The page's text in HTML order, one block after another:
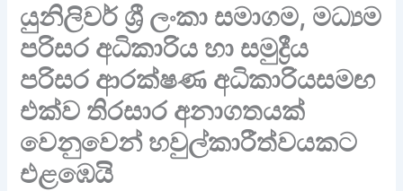
යුනිලිවර් ශ්‍රී ලංකා සමාගම, මධ්‍යම
පරිසර අධිකාරිය හා සමුද්‍රීය
පරිසර ආරක්ෂණ අධිකාරියසමඟ
එක්ව තිරසාර අනාගතයක්
වෙනුවෙන් හවුල්කාරීත්වයකට
එළඹෙයි